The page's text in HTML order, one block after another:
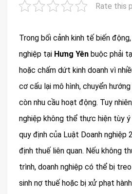
Rate this
Trong bối cảnh kinh tế biến
nghiệp tại Hưng Yên buộc phải
hoặc chấm dứt kinh doanh vì
cơ cấu lại mô hình, chuyển
còn nhu cầu hoạt động. Tuy
nghiệp không thể thực hiện tùy
quy định của Luật Doanh nghiệp
định thuế liên quan. Nếu không
trình, doanh nghiệp có thể bị
sinh nợ thuế hoặc bị xử phạt